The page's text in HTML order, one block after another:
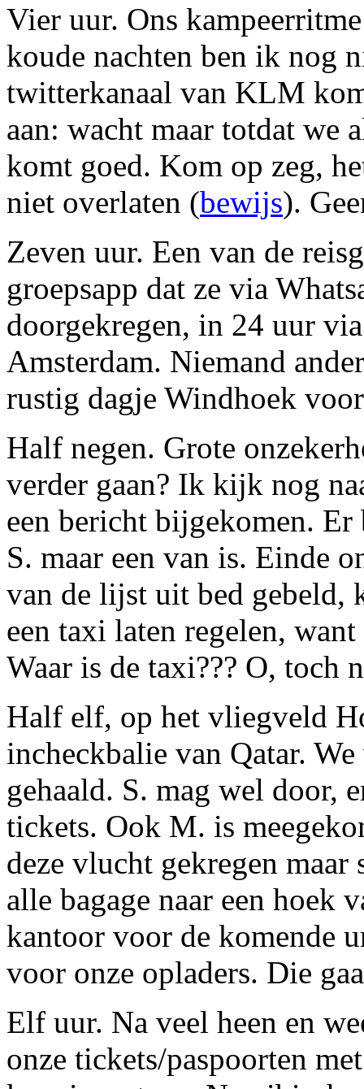
Vier uur. Ons
koude nachten ben ik nog
twitterkanaal van KLM
aan: wacht maar totdat we
komt goed. Kom op zeg,
niet overlaten (bewijs).
Zeven uur. Een van de
groepsapp dat ze via
doorgekregen, in 24 uur
Amsterdam. Niemand
rustig dagje Windhoek
Half negen. Grote
verder gaan? Ik kijk nog
een bericht bijgekomen.
S. maar een van is. Einde
van de lijst uit bed gebeld,
een taxi laten regelen,
Waar is de taxi??? O, toch
Half elf, op het vliegveld
incheckbalie van Qatar.
gehaald. S. mag wel door,
tickets. Ook M. is
deze vlucht gekregen
alle bagage naar een hoek
kantoor voor de komende
voor onze opladers. Die
Elf uur. Na veel heen en
onze tickets/paspoorten